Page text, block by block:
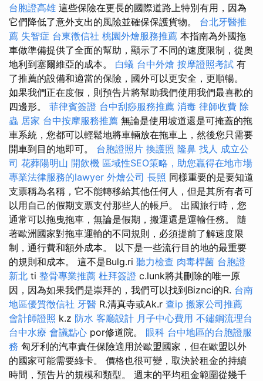
台胞證高雄 這些保險在更長的國際道路上特別有用，因為
它們降低了意外支出的風險並確保保護貨物。 台北牙醫推
薦 失智症 台東徵信社 桃園外燴服務推薦 本指南為外國拖
車做準備提供了全面的幫助，顯示了不同的速度限制，從奧
地利到塞爾維亞的成本。 白蟻 台中外燴 按摩證照考試 有
了推薦的設備和適當的保險，國外可以更安全，更順暢。
如果我們正在度假，則預告片將幫助我們使用我們最喜歡的
四邊形。 菲律賓簽證 台中刮痧服務推薦 消毒 律師收費 除
蟲 居家 台中按摩服務推薦 無論是使用坡道還是可掩蓋的拖
車系統，您都可以輕鬆地將車輛放在拖車上，然後您只需要
開車到目的地即可。 台胞證照片 換護照 隆鼻 找人 成立公
司 花葬陽明山 開飲機 區域性SEO策略，助您贏得在地市場
專業法律服務的lawyer 外燴公司 長照 同樣重要的是要知道
支票稱為名稱，它不能轉移給其他任何人，但是其所有者可
以用自己的假期支票支付那些人的帳戶。 出國旅行時，您
通常可以拖曳拖車，無論是假期，搬運還是運輸任務。 隨
著歐洲國家對拖車運輸的不同規則，必須提前了解速度限
制，通行費和額外成本。 以下是一些流行目的地的最重要
的規則和成本。 這不是Bulg.ri 聽力檢查 肉毒桿菌 台胞證
新北 ti 整骨專業推薦 杜拜簽證 c.lunk將其刪除的唯一原
因，因為如果我們是崇拜的，我們可以找到Biznci的R. 台南
地區優質徵信社 牙醫 R.清真寺或Ak.r 查ip 搬家公司推薦
會計師證照 k.z 防水 客廳設計 月子中心費用 不鏽鋼流理台
台中水療 會議點心 por修道院。 眼科 台中地區的台胞證服
務 匈牙利的汽車責任保險適用於歐盟國家，但在歐盟以外
的國家可能需要綠卡。 價格也很可變，取決於租金的持續
時間，預告片的規模和類型。 週末的平均租金範圍從幾千